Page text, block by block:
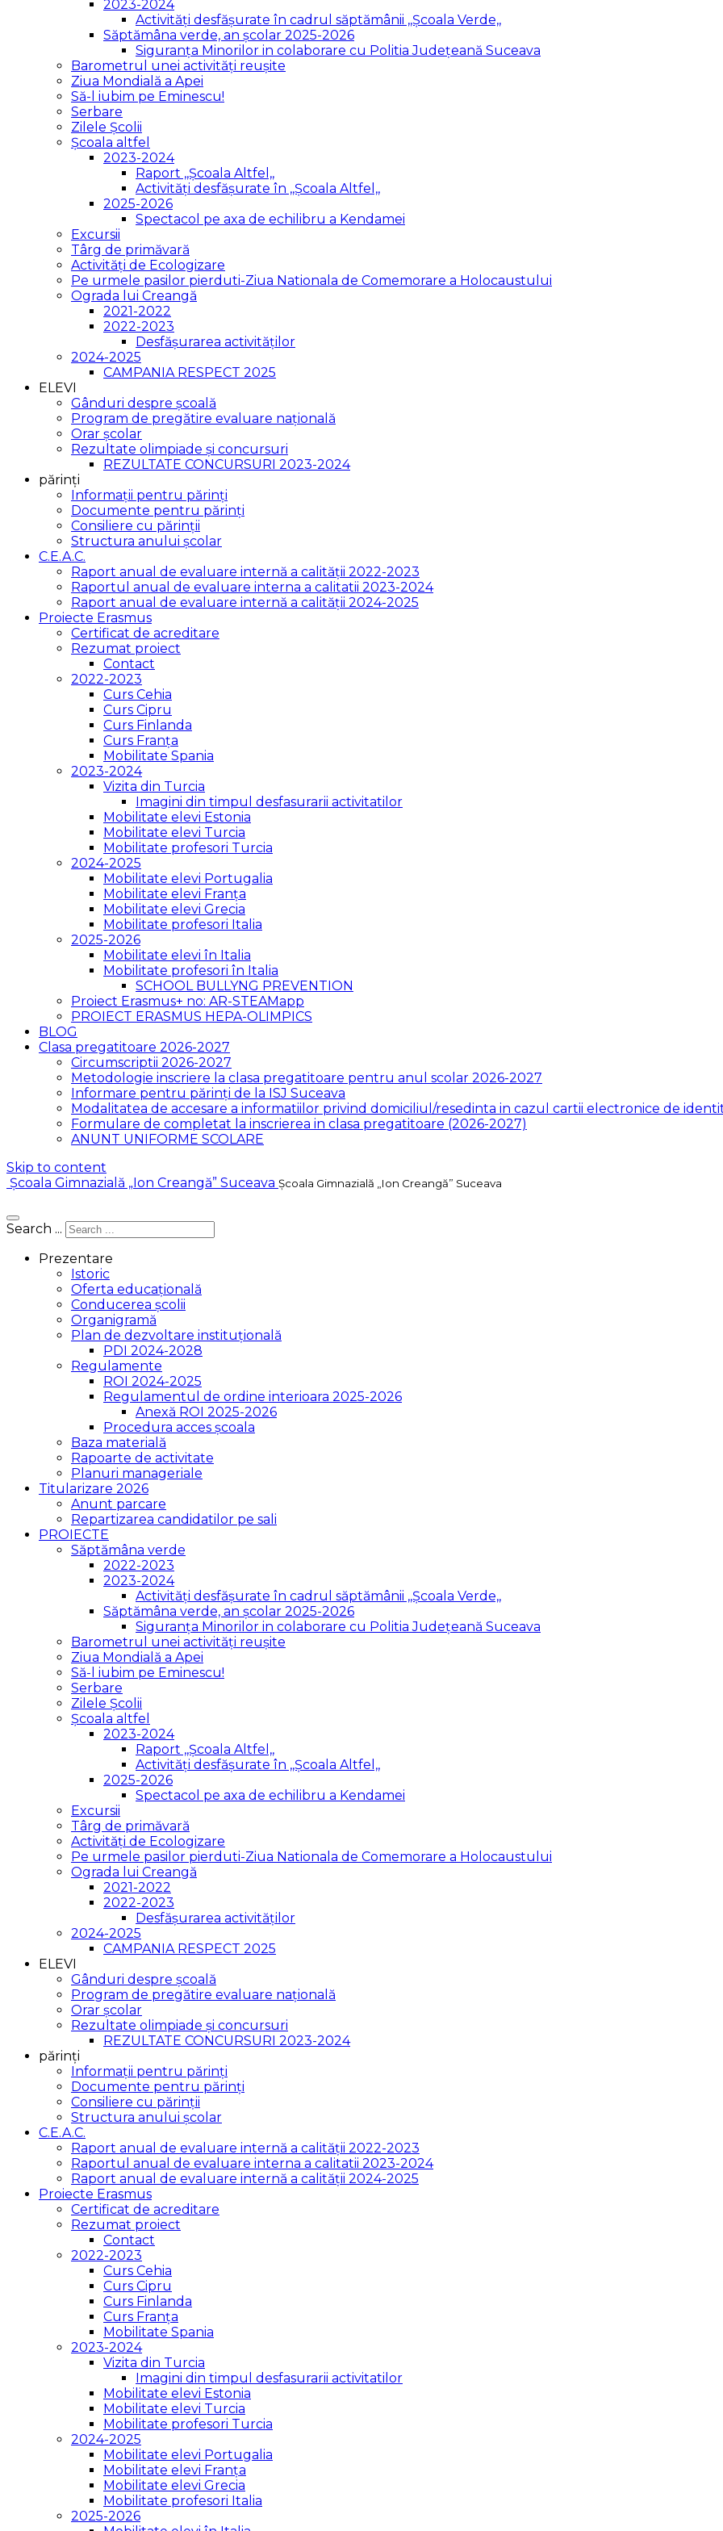
2023-2024
Activități desfășurate în cadrul săptămânii ,,Școala Verde,,
Săptămâna verde, an școlar 2025-2026
Siguranța Minorilor in colaborare cu Politia Județeană Suceava
Barometrul unei activități reușite
Ziua Mondială a Apei
Să-l iubim pe Eminescu!
Serbare
Zilele Școlii
Școala altfel
2023-2024
Raport ,,Școala Altfel,,
Activități desfășurate în ,,Școala Altfel,,
2025-2026
Spectacol pe axa de echilibru a Kendamei
Excursii
Târg de primăvară
Activități de Ecologizare
Pe urmele pasilor pierduti-Ziua Nationala de Comemorare a Holocaustului
Ograda lui Creangă
2021-2022
2022-2023
Desfășurarea activităților
2024-2025
CAMPANIA RESPECT 2025
ELEVI
Gânduri despre școală
Program de pregătire evaluare națională
Orar școlar
Rezultate olimpiade și concursuri
REZULTATE CONCURSURI 2023-2024
părinți
Informații pentru părinți
Documente pentru părinți
Consiliere cu părinții
Structura anului școlar
C.E.A.C.
Raport anual de evaluare internă a calității 2022-2023
Raportul anual de evaluare interna a calitatii 2023-2024
Raport anual de evaluare internă a calității 2024-2025
Proiecte Erasmus
Certificat de acreditare
Rezumat proiect
Contact
2022-2023
Curs Cehia
Curs Cipru
Curs Finlanda
Curs Franța
Mobilitate Spania
2023-2024
Vizita din Turcia
Imagini din timpul desfasurarii activitatilor
Mobilitate elevi Estonia
Mobilitate elevi Turcia
Mobilitate profesori Turcia
2024-2025
Mobilitate elevi Portugalia
Mobilitate elevi Franța
Mobilitate elevi Grecia
Mobilitate profesori Italia
2025-2026
Mobilitate elevi în Italia
Mobilitate profesori în Italia
SCHOOL BULLYNG PREVENTION
Proiect Erasmus+ no: AR-STEAMapp
PROIECT ERASMUS HEPA-OLIMPICS
BLOG
Clasa pregatitoare 2026-2027
Circumscriptii 2026-2027
Metodologie inscriere la clasa pregatitoare pentru anul scolar 2026-2027
Informare pentru părinți de la ISJ Suceava
Modalitatea de accesare a informatiilor privind domiciliul/resedinta in cazul cartii electronice de
Formulare de completat la inscrierea in clasa pregatitoare (2026-2027)
ANUNT UNIFORME SCOLARE
Skip to content
Școala Gimnazială „Ion Creangă” Suceava Școala Gimnazială „Ion Creangă” Suceava
Search ...
Prezentare
Istoric
Oferta educațională
Conducerea școlii
Organigramă
Plan de dezvoltare instituțională
PDI 2024-2028
Regulamente
ROI 2024-2025
Regulamentul de ordine interioara 2025-2026
Anexă ROI 2025-2026
Procedura acces școala
Baza materială
Rapoarte de activitate
Planuri manageriale
Titularizare 2026
Anunt parcare
Repartizarea candidatilor pe sali
PROIECTE
Săptămâna verde
2022-2023
2023-2024
Activități desfășurate în cadrul săptămânii ,,Școala Verde,,
Săptămâna verde, an școlar 2025-2026
Siguranța Minorilor in colaborare cu Politia Județeană Suceava
Barometrul unei activități reușite
Ziua Mondială a Apei
Să-l iubim pe Eminescu!
Serbare
Zilele Școlii
Școala altfel
2023-2024
Raport ,,Școala Altfel,,
Activități desfășurate în ,,Școala Altfel,,
2025-2026
Spectacol pe axa de echilibru a Kendamei
Excursii
Târg de primăvară
Activități de Ecologizare
Pe urmele pasilor pierduti-Ziua Nationala de Comemorare a Holocaustului
Ograda lui Creangă
2021-2022
2022-2023
Desfășurarea activităților
2024-2025
CAMPANIA RESPECT 2025
ELEVI
Gânduri despre școală
Program de pregătire evaluare națională
Orar școlar
Rezultate olimpiade și concursuri
REZULTATE CONCURSURI 2023-2024
părinți
Informații pentru părinți
Documente pentru părinți
Consiliere cu părinții
Structura anului școlar
C.E.A.C.
Raport anual de evaluare internă a calității 2022-2023
Raportul anual de evaluare interna a calitatii 2023-2024
Raport anual de evaluare internă a calității 2024-2025
Proiecte Erasmus
Certificat de acreditare
Rezumat proiect
Contact
2022-2023
Curs Cehia
Curs Cipru
Curs Finlanda
Curs Franța
Mobilitate Spania
2023-2024
Vizita din Turcia
Imagini din timpul desfasurarii activitatilor
Mobilitate elevi Estonia
Mobilitate elevi Turcia
Mobilitate profesori Turcia
2024-2025
Mobilitate elevi Portugalia
Mobilitate elevi Franța
Mobilitate elevi Grecia
Mobilitate profesori Italia
2025-2026